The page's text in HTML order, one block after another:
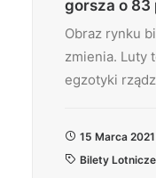
gorsza o 83
Obraz rynku
zmienia. Luty
egzotyki
15 Marca 2021
Bilety Lotnicze